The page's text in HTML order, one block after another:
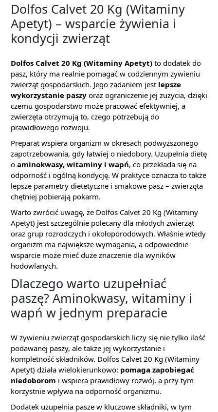
Dolfos Calvet 20 Kg (Witaminy
Apetyt) – wsparcie żywienia i
kondycji zwierząt
Dolfos Calvet 20 Kg (Witaminy Apetyt) to dodatek do
pasz, który ma realnie pomagać w codziennym żywieniu
zwierząt gospodarskich. Jego zadaniem jest lepsze
wykorzystanie paszy oraz ograniczenie jej zużycia, dzięki
czemu gospodarstwo może pracować efektywniej, a
zwierzęta otrzymują to, czego potrzebują do
prawidłowego rozwoju.
Preparat wspiera organizm w okresach podwyższonego
zapotrzebowania, gdy łatwiej o niedobory. Uzupełnia dietę
o aminokwasy, witaminy i wapń, co przekłada się na
odporność i ogólną kondycję. W praktyce oznacza to także
lepsze parametry dietetyczne i smakowe pasz – zwierzęta
chętniej pobierają pokarm.
Warto zwrócić uwagę, że Dolfos Calvet 20 Kg (Witaminy
Apetyt) jest szczególnie polecany dla młodych zwierząt
oraz grup rozrodczych i okołoporodowych. Właśnie wtedy
organizm ma największe wymagania, a odpowiednie
wsparcie może mieć duże znaczenie dla wyników
hodowlanych.
Dlaczego warto uzupełniać
paszę? Aminokwasy, witaminy i
wapń w jednym preparacie
W żywieniu zwierząt gospodarskich liczy się nie tylko ilość
podawanej paszy, ale także jej wykorzystanie i
kompletność składników. Dolfos Calvet 20 Kg (Witaminy
Apetyt) działa wielokierunkowo: pomaga zapobiegać
niedoborom i wspiera prawidłowy rozwój, a przy tym
korzystnie wpływa na odporność organizmu.
Dodatek uzupełnia pasze w kluczowe składniki, w tym